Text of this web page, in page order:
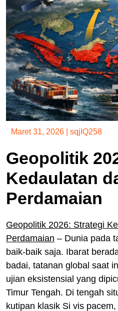
Maret 31, 2026 sqjIQ258
Geopolitik
Kedaulatan
Perdamaian
Geopolitik 2026: Strategi
Perdamaian – Dunia pada
baik-baik saja. Ibarat
badai, tatanan global saat
ujian eksistensial yang
Timur Tengah. Di tengah
kutipan klasik Si vis